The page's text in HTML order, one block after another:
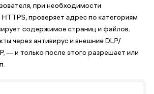
при необходимости
проверяет адрес по категориям
содержимое страниц и файлов,
через антивирус и внешние DLP/
— и только после этого разрешает или